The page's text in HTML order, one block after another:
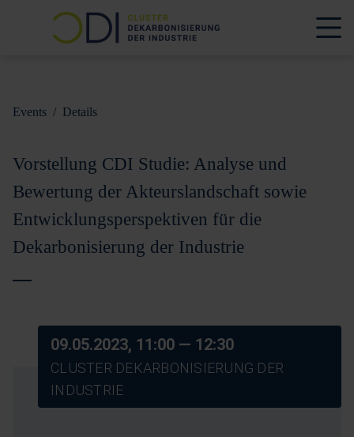
Events / Details
Vorstellung CDI Studie: Analyse und
Bewertung der Akteurslandschaft sowie
Entwicklungsperspektiven für die
Dekarbonisierung der Industrie
09.05.2023, 11:00 — 12:30
CLUSTER DEKARBONISIERUNG DER
INDUSTRIE